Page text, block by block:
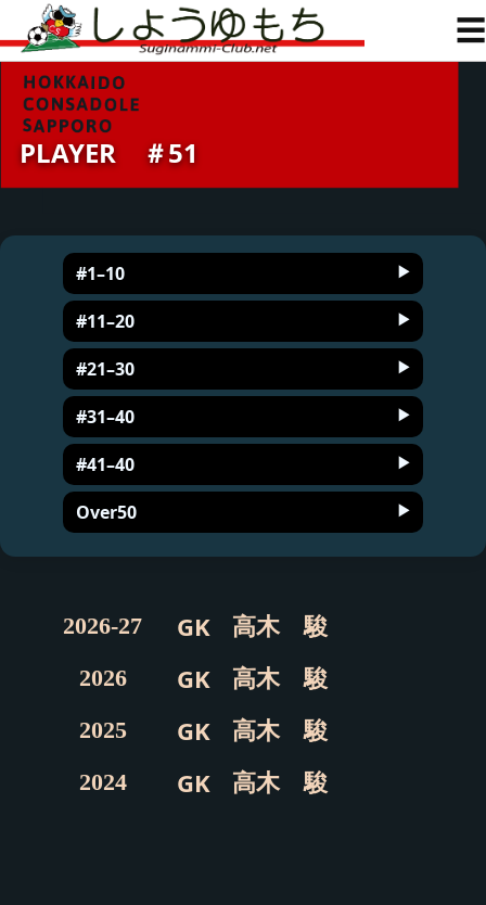
☰
PLAYER ＃51
#1–10
#11–20
#21–30
#31–40
#41–40
Over50
2026-27 GK 高木 駿
2026 GK 高木 駿
2025 GK 高木 駿
2024 GK 高木 駿